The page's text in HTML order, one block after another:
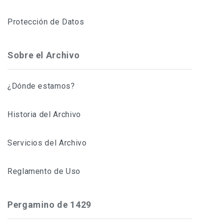
Protección de Datos
Sobre el Archivo
¿Dónde estamos?
Historia del Archivo
Servicios del Archivo
Reglamento de Uso
Pergamino de 1429